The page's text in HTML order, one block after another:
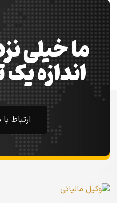
ما خیلی
اندازه
ارتباط با